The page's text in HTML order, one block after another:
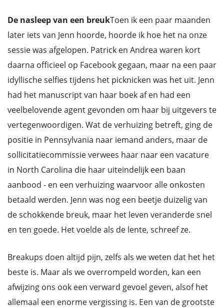
De nasleep van een breukToen ik een paar maanden
later iets van Jenn hoorde, hoorde ik hoe het na onze
sessie was afgelopen. Patrick en Andrea waren kort
daarna officieel op Facebook gegaan, maar na een paar
idyllische selfies tijdens het picknicken was het uit. Jenn
had het manuscript van haar boek af en had een
veelbelovende agent gevonden om haar bij uitgevers te
vertegenwoordigen. Wat de verhuizing betreft, ging de
positie in Pennsylvania naar iemand anders, maar de
sollicitatiecommissie verwees haar naar een vacature
in North Carolina die haar uiteindelijk een baan
aanbood - en een verhuizing waarvoor alle onkosten
betaald werden. Jenn was nog een beetje duizelig van
de schokkende breuk, maar het leven veranderde snel
en ten goede. Het voelde als de lente, schreef ze.
Breakups doen altijd pijn, zelfs als we weten dat het het
beste is. Maar als we overrompeld worden, kan een
afwijzing ons ook een verward gevoel geven, alsof het
allemaal een enorme vergissing is. Een van de grootste